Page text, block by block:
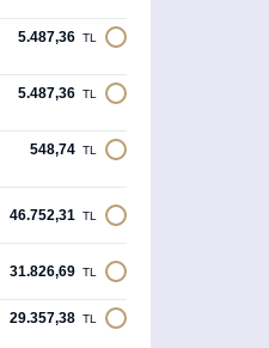
5.487,36 TL
5.487,36 TL
548,74 TL
46.752,31 TL
31.826,69 TL
29.357,38 TL